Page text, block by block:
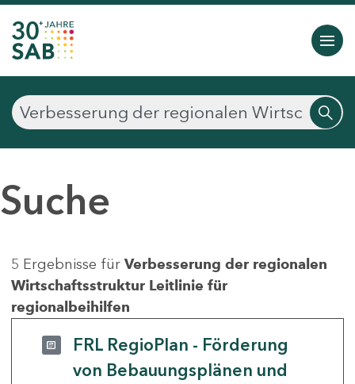
Suche
5 Ergebnisse für Verbesserung der regionalen
Wirtschaftsstruktur Leitlinie für
regionalbeihilfen
FRL RegioPlan - Förderung
von Bebauungsplänen und